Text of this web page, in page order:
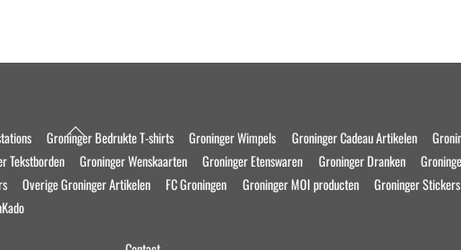
Back
To
Groninger Bedrukte T-shirts Groninger Wimpels Groninger Cadeau Artikelen
Tekstborden Groninger Wenskaarten Groninger Etenswaren Groninger Dranken
Overige Groninger Artikelen FC Groningen Groninger MOI producten
Groninger Stickers